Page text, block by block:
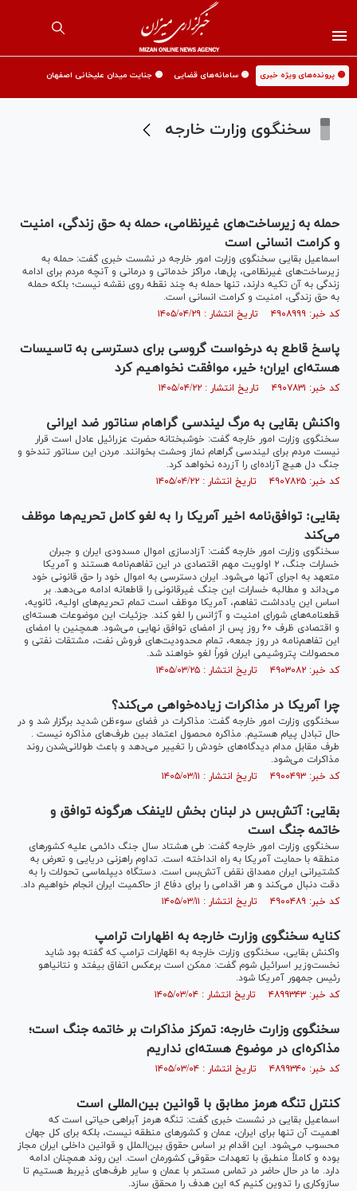
🟡 پرونده‌های ویژه خبری 🟡 سامانه‌های قضایی 🟡 جنایت میدان علیخانی اصفهان
سخنگوی وزارت خارجه
حمله به زیرساخت‌های غیرنظامی، حمله به حق زندگی، امنیت
و کرامت انسانی است
اسماعیل بقایی سخنگوی وزارت امور خارجه در نشست خبری گفت: حمله به
زیرساخت‌های غیرنظامی، پل‌ها، مراکز خدماتی و درمانی و آنچه مردم برای ادامه
زندگی به آن تکیه دارند، تنها حمله به چند نقطه روی نقشه نیست؛ بلکه حمله
به حق زندگی، امنیت و کرامت انسانی است.
کد خبر: ۴۹۰۸۹۹۹ تاریخ انتشار : ۱۴۰۵/۰۴/۲۹
پاسخ قاطع به درخواست گروسی برای دسترسی به تاسیسات
هسته‌ای ایران؛ خیر، موافقت نخواهیم کرد
کد خبر: ۴۹۰۷۸۳۱ تاریخ انتشار : ۱۴۰۵/۰۴/۲۲
واکنش بقایی به مرگ لیندسی گراهام سناتور ضد ایرانی
سخنگوی وزارت امور خارجه گفت: خوشبختانه حضرت عزرائیل عادل است قرار
نیست مردم برای لیندسی گراهام نماز وحشت بخوانند. مردن این سناتور تندخو و
جنگ دل هیچ آزاده‌ای را آزرده نخواهد کرد.
کد خبر: ۴۹۰۷۸۲۵ تاریخ انتشار : ۱۴۰۵/۰۴/۲۲
بقایی: توافق‌نامه اخیر آمریکا را به لغو کامل تحریم‌ها موظف
می‌کند
سخنگوی وزارت امور خارجه گفت: آزادسازی اموال مسدودی ایران و جبران
خسارات جنگ، ۲ اولویت مهم اقتصادی در این تفاهم‌نامه هستند و آمریکا
متعهد به اجرای آنها می‌شود. ایران دسترسی به اموال خود را حق قانونی خود
می‌داند و مطالبه خسارات این جنگ غیرقانونی را قاطعانه ادامه می‌دهد. بر
اساس این یادداشت تفاهم، آمریکا موظف است تمام تحریم‌های اولیه، ثانویه،
قطعنامه‌های شورای امنیت و آژانس را لغو کند. جزئیات این موضوعات هسته‌ای
و اقتصادی ظرف ۶۰ روز پس از امضای توافق نهایی می‌شود. همچنین با امضای
این تفاهم‌نامه در روز جمعه، تمام محدودیت‌های فروش نفت، مشتقات نفتی و
محصولات پتروشیمی ایران فوراً لغو خواهند شد.
کد خبر: ۴۹۰۳۰۸۲ تاریخ انتشار : ۱۴۰۵/۰۳/۲۵
چرا آمریکا در مذاکرات زیاده‌خواهی می‌کند؟
سخنگوی وزارت امور خارجه گفت: مذاکرات در فضای سوءظن شدید برگزار شد و در
حال تبادل پیام هستیم. مذاکره محصول اعتماد بین طرف‌های مذاکره نیست .
طرف مقابل مدام دیدگاه‌های خودش را تغییر می‌دهد و باعث طولانی‌شدن روند
مذاکرات می‌شود.
کد خبر: ۴۹۰۰۴۹۳ تاریخ انتشار : ۱۴۰۵/۰۳/۱۱
بقایی: آتش‌بس در لبنان بخش لاینفک هرگونه توافق و
خاتمه جنگ است
سخنگوی وزارت امور خارجه گفت: طی هشتاد سال جنگ دائمی علیه کشورهای
منطقه با حمایت آمریکا به راه انداخته است. تداوم راهزنی دریایی و تعرض به
کشتیرانی ایران مصداق نقض آتش‌بس است. دستگاه دیپلماسی تحولات را به
دقت دنبال می‌کند و هر اقدامی را برای دفاع از حاکمیت ایران انجام خواهیم داد.
کد خبر: ۴۹۰۰۴۸۹ تاریخ انتشار : ۱۴۰۵/۰۳/۱۱
کنایه سخنگوی وزارت خارجه به اظهارات ترامپ
واکنش بقایی، سخنگوی وزارت خارجه به اظهارات ترامپ که گفته بود شاید
نخست‌وزیر اسرائیل شوم گفت: ممکن است برعکس اتفاق بیفتد و نتانیاهو
رئیس جمهور آمریکا شود.
کد خبر: ۴۸۹۹۳۴۳ تاریخ انتشار : ۱۴۰۵/۰۳/۰۴
سخنگوی وزارت خارجه: تمرکز مذاکرات بر خاتمه جنگ است؛
مذاکره‌ای در موضوع هسته‌ای نداریم
کد خبر: ۴۸۹۹۳۴۰ تاریخ انتشار : ۱۴۰۵/۰۳/۰۴
کنترل تنگه هرمز مطابق با قوانین بین‌المللی است
اسماعیل بقایی در نشست خبری گفت: تنگه هرمز آبراهی حیاتی است که
اهمیت آن تنها برای ایران، عمان و کشورهای منطقه نیست، بلکه برای کل جهان
محسوب می‌شود. این اقدام بر اساس حقوق بین‌الملل و قوانین داخلی ایران مجاز
بوده و کاملاً منطبق با تعهدات حقوقی کشورمان است. این روند همچنان ادامه
دارد. ما در حال حاضر در تماس مستمر با عمان و سایر طرف‌های ذیربط هستیم تا
سازوکاری را تدوین کنیم که این هدف را محقق سازد.